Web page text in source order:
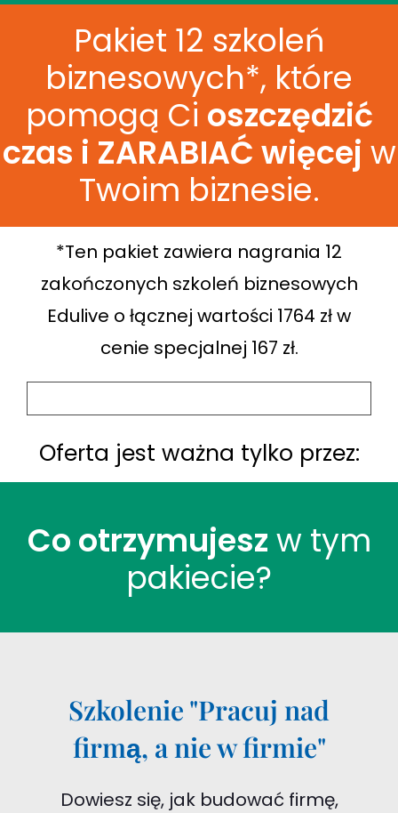
Pakiet 12 szkoleń
biznesowych*, które
pomogą Ci oszczędzić
czas i ZARABIAĆ więcej w
Twoim biznesie.
*Ten pakiet zawiera nagrania 12
zakończonych szkoleń biznesowych
Edulive o łącznej wartości 1764 zł w
cenie specjalnej 167 zł.
Oferta jest ważna tylko przez:
Co otrzymujesz w tym
pakiecie?
Szkolenie "Pracuj nad
firmą, a nie w firmie"
Dowiesz się, jak budować firmę,